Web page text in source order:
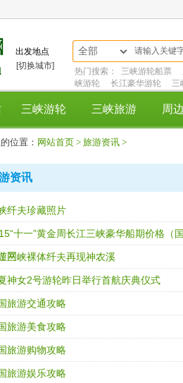
出发地点
[切换城市]
全部
热门搜索： 三峡游轮船票
峡游轮
长江豪华游轮 三
三峡游轮 三峡旅游 周
位置： 网站首页 > 旅游资讯 >
资讯
纤夫珍藏照片
十一”黄金周长江三峡豪华船期价格（
网
三峡裸体纤夫再现神农溪
神女2号游轮昨日举行首航庆典仪式
旅游交通攻略
旅游美食攻略
旅游购物攻略
旅游娱乐攻略